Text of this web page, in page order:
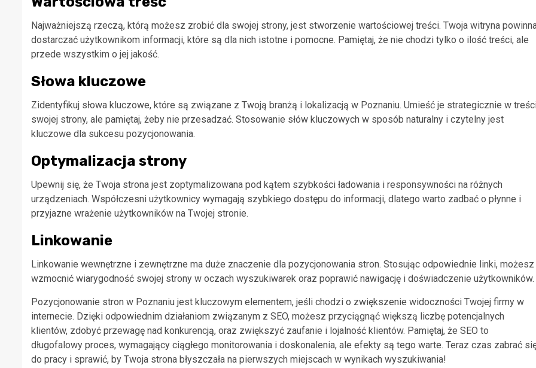
Najważniejszą rzeczą, którą możesz zrobić dla swojej strony, jest stworzenie wartościowej treści. Twoja witryna
dostarczać użytkownikom informacji, które są dla nich istotne i pomocne. Pamiętaj, że nie chodzi tylko o ilość treści, ale
przede wszystkim o jej jakość.
Słowa kluczowe
Zidentyfikuj słowa kluczowe, które są związane z Twoją branżą i lokalizacją w Poznaniu. Umieść je strategicznie w
swojej strony, ale pamiętaj, żeby nie przesadzać. Stosowanie słów kluczowych w sposób naturalny i czytelny jest
kluczowe dla sukcesu pozycjonowania.
Optymalizacja strony
Upewnij się, że Twoja strona jest zoptymalizowana pod kątem szybkości ładowania i responsywności na różnych
urządzeniach. Współczesni użytkownicy wymagają szybkiego dostępu do informacji, dlatego warto zadbać o płynne i
przyjazne wrażenie użytkowników na Twojej stronie.
Linkowanie
Linkowanie wewnętrzne i zewnętrzne ma duże znaczenie dla pozycjonowania stron. Stosując odpowiednie linki, możesz
wzmocnić wiarygodność swojej strony w oczach wyszukiwarek oraz poprawić nawigację i doświadczenie użytkowników.
Pozycjonowanie stron w Poznaniu jest kluczowym elementem, jeśli chodzi o zwiększenie widoczności Twojej firmy w
internecie. Dzięki odpowiednim działaniom związanym z SEO, możesz przyciągnąć większą liczbę potencjalnych
klientów, zdobyć przewagę nad konkurencją, oraz zwiększyć zaufanie i lojalność klientów. Pamiętaj, że SEO to
długofalowy proces, wymagający ciągłego monitorowania i doskonalenia, ale efekty są tego warte. Teraz czas zabrać
do pracy i sprawić, by Twoja strona błyszczała na pierwszych miejscach w wynikach wyszukiwania!